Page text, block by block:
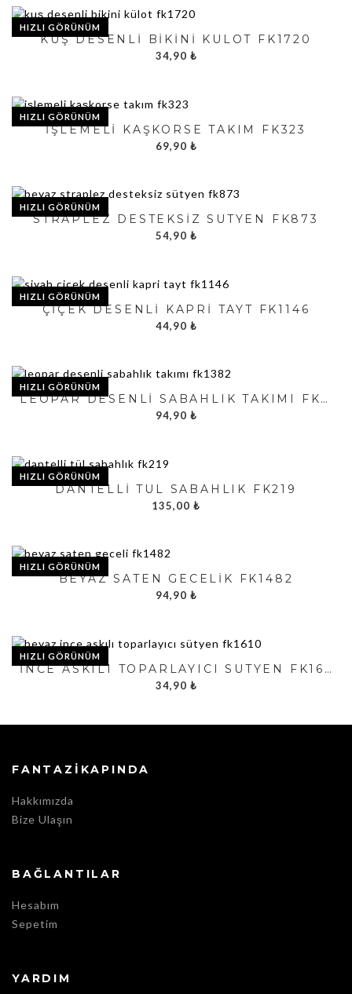
HIZLI GÖRÜNÜM
KUŞ DESENLI BIKINI KÜLOT FK1720
34,90 ₺
HIZLI GÖRÜNÜM
İŞLEMELI KAŞKORSE TAKIM FK323
69,90 ₺
HIZLI GÖRÜNÜM
STRAPLEZ DESTEKSIZ SÜTYEN FK873
54,90 ₺
HIZLI GÖRÜNÜM
ÇIÇEK DESENLI KAPRI TAYT FK1146
44,90 ₺
HIZLI GÖRÜNÜM
LEOPAR DESENLI SABAHLIK TAKIMI FK1382
94,90 ₺
HIZLI GÖRÜNÜM
DANTELLI TÜL SABAHLIK FK219
135,00 ₺
HIZLI GÖRÜNÜM
BEYAZ SATEN GECELIK FK1482
94,90 ₺
HIZLI GÖRÜNÜM
İNCE ASKILI TOPARLAYICI SÜTYEN FK1610
34,90 ₺
FANTAZIKAPINDA
Hakkımızda
Bize Ulaşın
BAĞLANTILAR
Hesabım
Sepetim
YARDIM